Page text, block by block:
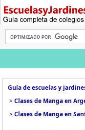
Guía de escuelas y
>Clases de Manga en
>Clases de Manga en